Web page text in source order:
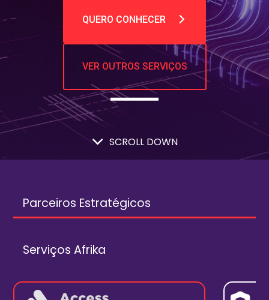
QUERO CONHECER
VER OUTROS SERVIÇOS
SCROLL DOWN
Parceiros Estratégicos
Serviços Afrika